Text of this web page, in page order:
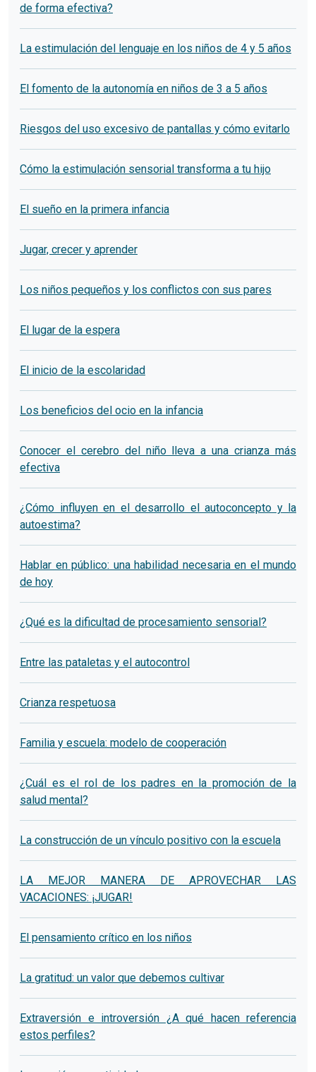
de forma efectiva?
La estimulación del lenguaje en los niños de 4 y 5 años
El fomento de la autonomía en niños de 3 a 5 años
Riesgos del uso excesivo de pantallas y cómo evitarlo
Cómo la estimulación sensorial transforma a tu hijo
El sueño en la primera infancia
Jugar, crecer y aprender
Los niños pequeños y los conflictos con sus pares
El lugar de la espera
El inicio de la escolaridad
Los beneficios del ocio en la infancia
Conocer el cerebro del niño lleva a una crianza más
efectiva
¿Cómo influyen en el desarrollo el autoconcepto y la
autoestima?
Hablar en público: una habilidad necesaria en el mundo
de hoy
¿Qué es la dificultad de procesamiento sensorial?
Entre las pataletas y el autocontrol
Crianza respetuosa
Familia y escuela: modelo de cooperación
¿Cuál es el rol de los padres en la promoción de la
salud mental?
La construcción de un vínculo positivo con la escuela
LA MEJOR MANERA DE APROVECHAR LAS
VACACIONES: ¡JUGAR!
El pensamiento crítico en los niños
La gratitud: un valor que debemos cultivar
Extraversión e introversión ¿A qué hacen referencia
estos perfiles?